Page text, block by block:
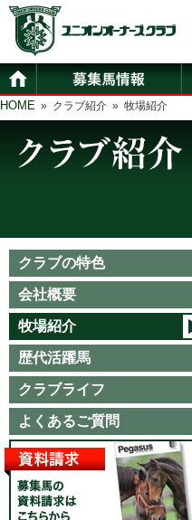
HOME » クラブ紹介 » 牧場紹介
クラブの特色
会社概要
牧場紹介
歴代活躍馬
クラブライフ
よくあるご質問